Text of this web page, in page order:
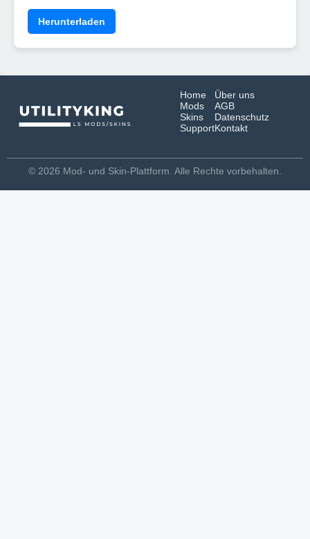
Herunterladen
Home
Mods
Skins
Support
Über uns
AGB
Datenschutz
Kontakt
© 2026 Mod- und Skin-Plattform. Alle Rechte vorbehalten.